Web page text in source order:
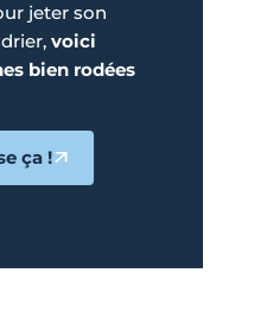
jeter son
voici
bien rodées
ça !